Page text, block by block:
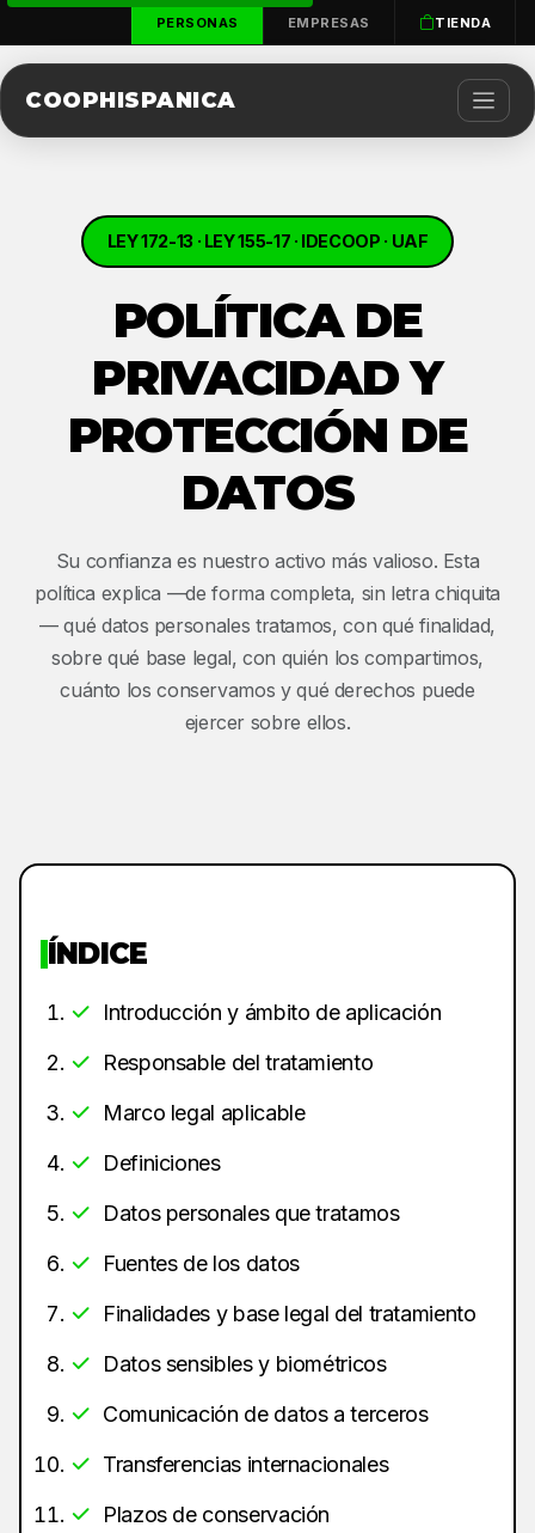
PERSONAS EMPRESAS TIENDA
COOPHISPANICA
LEY 172-13 · LEY 155-17 · IDECOOP · UAF
POLÍTICA DE
PRIVACIDAD Y
PROTECCIÓN DE
DATOS
Su confianza es nuestro activo más valioso. Esta
política explica —de forma completa, sin letra chiquita
— qué datos personales tratamos, con qué finalidad,
sobre qué base legal, con quién los compartimos,
cuánto los conservamos y qué derechos puede
ejercer sobre ellos.
ÍNDICE
Introducción y ámbito de aplicación
Responsable del tratamiento
Marco legal aplicable
Definiciones
Datos personales que tratamos
Fuentes de los datos
Finalidades y base legal del tratamiento
Datos sensibles y biométricos
Comunicación de datos a terceros
Transferencias internacionales
Plazos de conservación